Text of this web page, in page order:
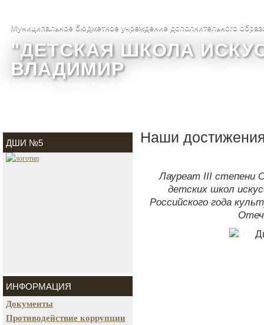
Муниципальное бюджетное учреждение дополнительного
"ДЕТСКАЯ ШКОЛА
ВЛАДИМИР
Сведения об образовательной организации
ДШИ №5
ИНФОРМАЦИЯ
Документы
Противодействие коррупции
Наши
Лауреат III степени
детских школ
Российского года